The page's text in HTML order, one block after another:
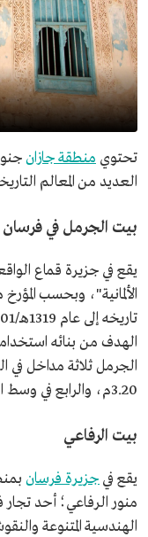
تحتوي منطقة جازان
العديد من المعالم
بيت الجرمل في فرسان
يقع في جزيرة قماع
الألمانية"، وبحسب
الهدف من بنائه
الجرمل ثلاثة مداخل في
3.20م، والرابع في وسط الجدار الشرقي بعرض 8م.
بيت الرفاعي
يقع في جزيرة فرسان
منور الرفاعي؛ أحد
الهندسية المتنوعة